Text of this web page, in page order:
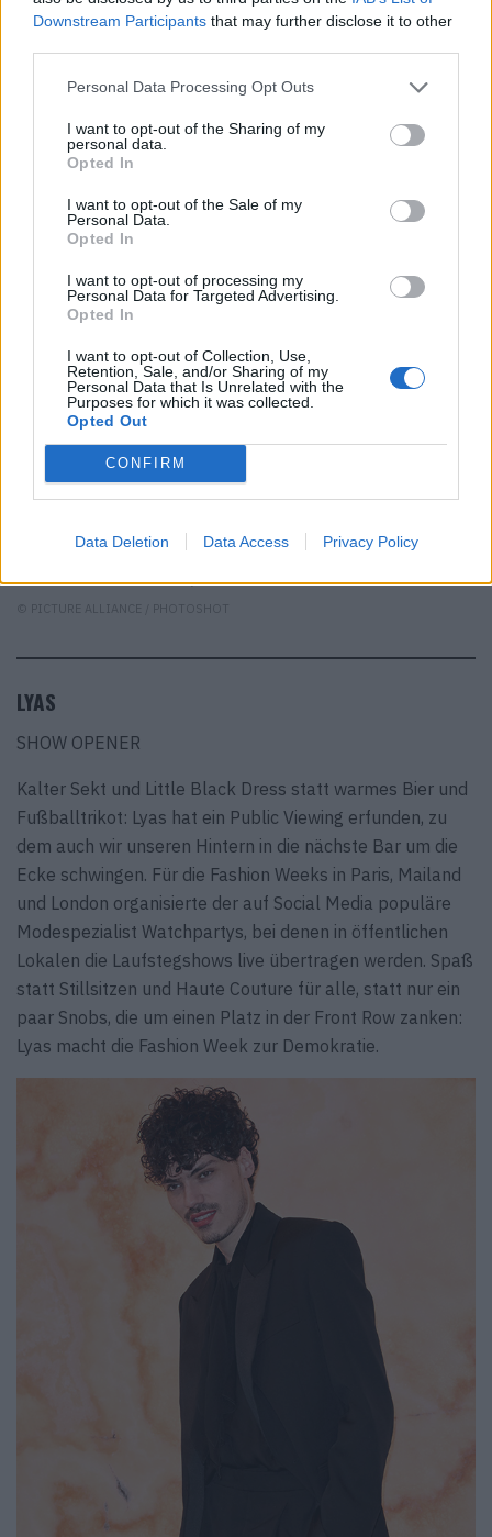
Downstream Participants that may further disclose it to other
Personal Data Processing Opt Outs
I want to opt-out of the Sharing of my
personal data.
Opted In
I want to opt-out of the Sale of my
Personal Data.
Opted In
I want to opt-out of processing my
Personal Data for Targeted Advertising.
Opted In
I want to opt-out of Collection, Use,
Retention, Sale, and/or Sharing of my
Personal Data that Is Unrelated with the
Purposes for which it was collected.
Opted Out
CONFIRM
Data Deletion Data Access Privacy Policy
Der direkte Draht zwischen Hollywood und Paris.
© PICTURE ALLIANCE / PHOTOSHOT
LYAS
SHOW OPENER
Kalter Sekt und Little Black Dress statt warmes Bier und
Fußballtrikot: Lyas hat ein Public Viewing erfunden, zu
dem auch wir unseren Hintern in die nächste Bar um die
Ecke schwingen. Für die Fashion Weeks in Paris, Mailand
und London organisierte der auf Social Media populäre
Modespezialist Watchpartys, bei denen in öffentlichen
Lokalen die Laufstegshows live übertragen werden. Spaß
statt Stillsitzen und Haute Couture für alle, statt nur ein
paar Snobs, die um einen Platz in der Front Row zanken:
Lyas macht die Fashion Week zur Demokratie.